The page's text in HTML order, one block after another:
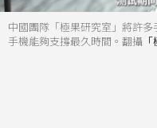
中國團隊「極果研究室」將許
手機能夠支撐最久時間。翻攝